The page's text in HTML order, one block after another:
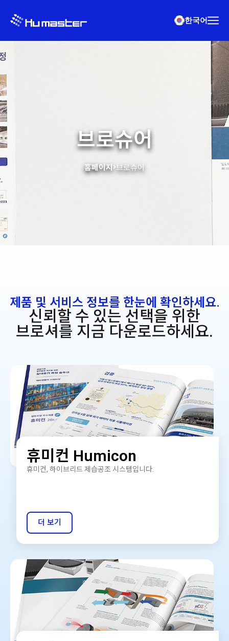
한국어
브로슈어
홈페이지 브로슈어
제품 및 서비스 정보를 한눈에 확인하세요.
신뢰할 수 있는 선택을 위한
브로셔를 지금 다운로드하세요.
휴미컨 Humicon
휴미컨, 하이브리드 제습공조 시스템입니다.
더 보기